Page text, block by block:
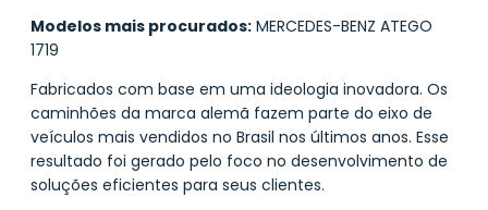
Modelos mais procurados: MERCEDES-BENZ ATEGO
1719
Fabricados com base em uma ideologia inovadora. Os
caminhões da marca alemã fazem parte do eixo de
veículos mais vendidos no Brasil nos últimos anos. Esse
resultado foi gerado pelo foco no desenvolvimento de
soluções eficientes para seus clientes.